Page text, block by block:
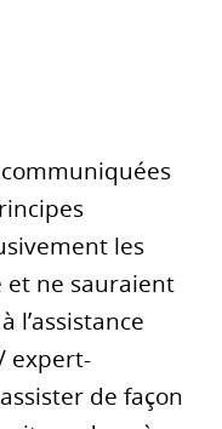
les
et ne sauraient
l’assistance
expert-
de façon